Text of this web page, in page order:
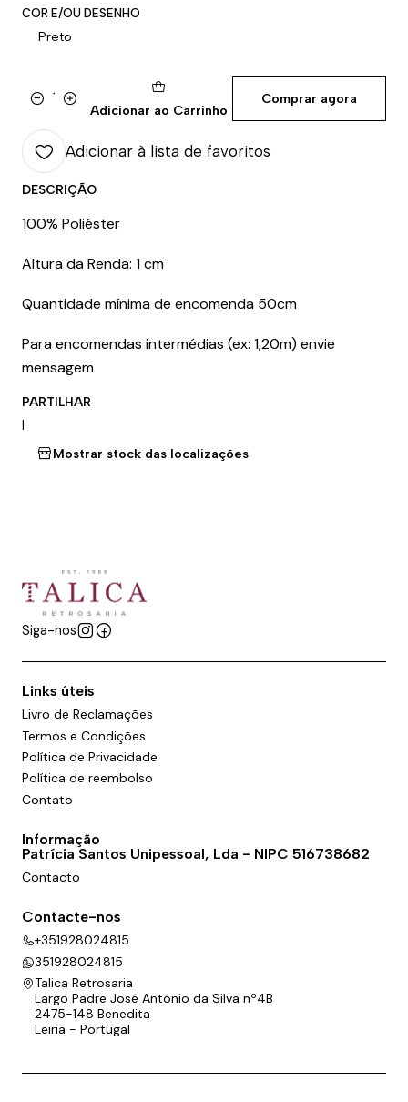
COR E/OU DESENHO
Preto
QuantidadeAdicionar ao Carrinho
Comprar agora
Adicionar à lista de favoritos
DESCRIÇÃO
100% Poliéster
Altura da Renda: 1 cm
Quantidade mínima de encomenda 50cm
Para encomendas intermédias (ex: 1,20m) envie
mensagem
PARTILHAR
|
Mostrar stock das localizações
Siga-nos
Links úteis
Livro de Reclamações
Termos e Condições
Política de Privacidade
Política de reembolso
Contato
Informação
Patrícia Santos Unipessoal, Lda - NIPC 516738682
Contacto
Contacte-nos
+351928024815
351928024815
Talica Retrosaria
Largo Padre José António da Silva nº4B
2475-148 Benedita
Leiria - Portugal